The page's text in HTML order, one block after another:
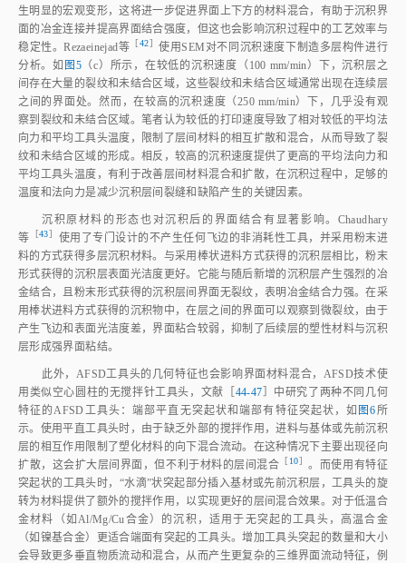
生明显的宏观变形，这将进一步促进界面上下方的材料混合，有助于沉积界
面的冶金连接并提高界面结合强度，但这也会影响沉积过程中的工艺效率与
稳定性。Rezaeinejad等 ［42］ 使用SEM对不同沉积速度下制造多层构件进行
分析。如 图5 （c）所示，在较低的沉积速度（100 mm/min）下，沉积层之
间存在大量的裂纹和未结合区域，这些裂纹和未结合区域通常出现在连续层
之间的界面处。然而，在较高的沉积速度（250 mm/min）下，几乎没有观
察到裂纹和未结合区域。笔者认为较低的打印速度导致了相对较低的平均法
向力和平均工具头温度，限制了层间材料的相互扩散和混合，从而导致了裂
纹和未结合区域的形成。相反，较高的沉积速度提供了更高的平均法向力和
平均工具头温度，有利于改善层间材料混合和扩散，在沉积过程中，足够的
温度和法向力是减少沉积层间裂缝和缺陷产生的关键因素。
沉积原材料的形态也对沉积后的界面结合有显著影响。Chaudhary
等 ［43］ 使用了专门设计的不产生任何飞边的非消耗性工具，并采用粉末进
料的方式获得多层沉积材料。与采用棒状进料方式获得的沉积层相比，粉末
形式获得的沉积层表面光洁度更好。它能与随后新增的沉积层产生强烈的冶
金结合，且粉末形式获得的沉积层间界面无裂纹，表明冶金结合力强。在采
用棒状进料方式获得的沉积物中，在层之间的界面可以观察到微裂纹，由于
产生飞边和表面光洁度差，界面粘合较弱，抑制了后续层的塑性材料与沉积
层形成强界面粘结。
此外，AFSD工具头的几何特征也会影响界面材料混合，AFSD技术使
用类似空心圆柱的无搅拌针工具头，文献［ 44‑47 ］中研究了两种不同几何
特征的AFSD工具头：端部平直无突起状和端部有特征突起状，如 图6所
示。使用平直工具头时，由于缺乏外部的搅拌作用，进料与基体或先前沉积
层的相互作用限制了塑化材料的向下混合流动。在这种情况下主要出现径向
扩散，这会扩大层间界面，但不利于材料的层间混合 ［ 10］ 。而使用有特征
突起状的工具头时，“水滴”状突起部分插入基材或先前沉积层，工具头的旋
转为材料提供了额外的搅拌作用，以实现更好的层间混合效果。对于低温合
金材料（如Al/Mg/Cu合金）的沉积，适用于无突起的工具头，高温合金
（如镍基合金）更适合端面有突起的工具头。增加工具头突起的数量和大小
会导致更多垂直物质流动和混合，从而产生更复杂的三维界面流动特征，例